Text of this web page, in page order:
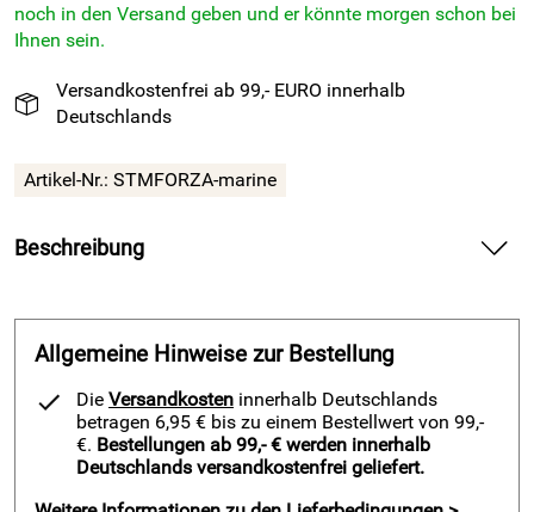
noch in den Versand geben und er könnte morgen schon bei
Ihnen sein.
Versandkostenfrei ab 99,- EURO innerhalb
Deutschlands
Artikel-Nr.: STMFORZA-marine
Beschreibung
zuverlässig beim Training und auf dem Weg zum Spiel
Spüre bei der Sporttasche Forza marine von Masita die
starke Canvas-Qualität aus 100 Prozent Polyester 600
Denier. Packe deine Ausrüstung strukturiert ein und nutze
den beiliegenden Schulterriemen für entspanntes Tragen
zum Training. Vertraue auf ultrastarke Reißverschlüsse und
Allgemeine Hinweise zur Bestellung
Die Versandkosten innerhalb Deutschlands
betragen 6,95 € bis zu einem Bestellwert von 99,-
€. Bestellungen ab 99,- € werden innerhalb
Deutschlands versandkostenfrei geliefert.